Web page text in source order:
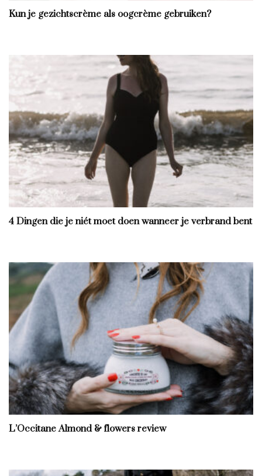
Kun je gezichtscrème als oogcrème gebruiken?
4 Dingen die je niét moet doen wanneer je verbrand bent
L’Occitane Almond & flowers review